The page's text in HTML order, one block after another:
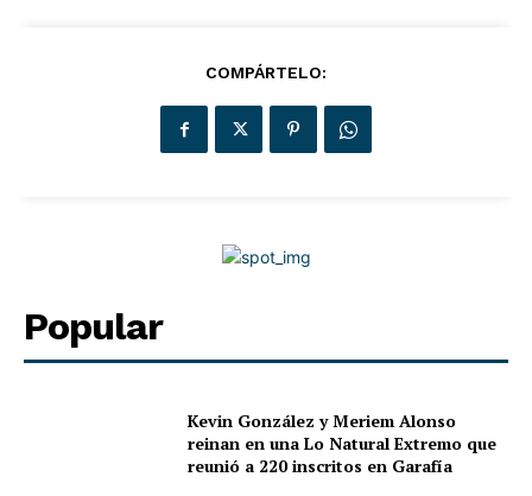
COMPÁRTELO:
Popular
Kevin González y Meriem Alonso
reinan en una Lo Natural Extremo que
reunió a 220 inscritos en Garafía